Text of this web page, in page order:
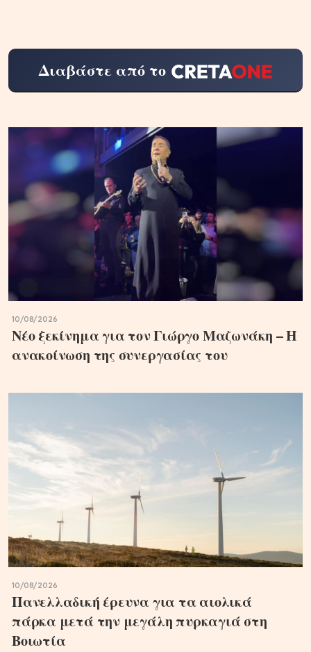
Διαβάστε από το
10/08/2026
Νέο ξεκίνημα για τον Γιώργο Μαζωνάκη – Η
ανακοίνωση της συνεργασίας του
10/08/2026
Πανελλαδική έρευνα για τα αιολικά
πάρκα μετά την μεγάλη πυρκαγιά στη
Βοιωτία